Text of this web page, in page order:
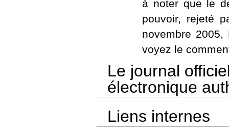
à noter que le
pouvoir, rejeté
novembre
voyez le
Le journal
électronique
Liens internes